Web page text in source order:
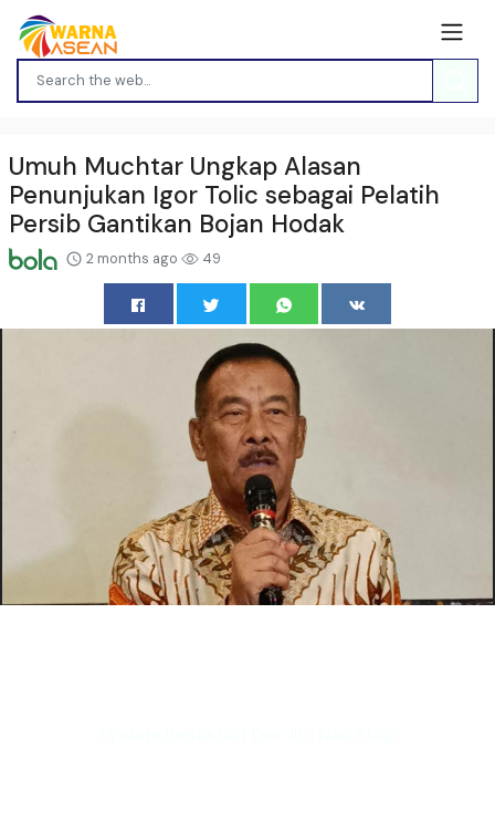
Umuh Muchtar Ungkap Alasan
Penunjukan Igor Tolic sebagai Pelatih
Persib Gantikan Bojan Hodak
2 months ago 49